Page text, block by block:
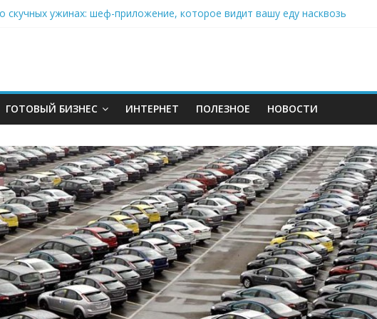
скучных ужинах: шеф-приложение, которое видит вашу еду насквозь
ГОТОВЫЙ БИЗНЕС ИНТЕРНЕТ ПОЛЕЗНОЕ НОВОСТИ